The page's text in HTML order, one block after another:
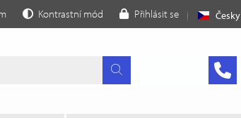
Česky
Kontrastní mód Přihlásit se